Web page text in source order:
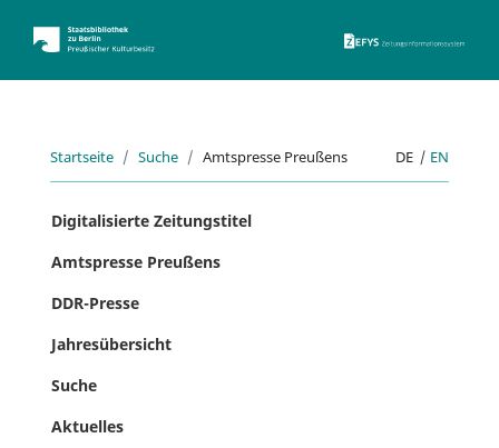
Startseite Suche Amtspresse Preußens DE | EN
Digitalisierte Zeitungstitel
Amtspresse Preußens
DDR-Presse
Jahresübersicht
Suche
Aktuelles